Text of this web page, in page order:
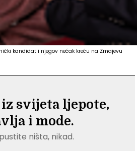
kandidat i njegov nećak kreću na Zmajevu
svijeta ljepote,
i mode.
ništa, nikad.